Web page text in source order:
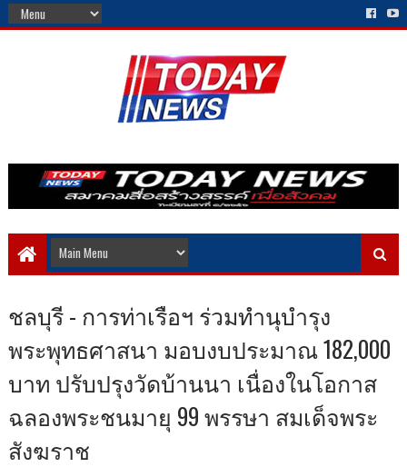
ชลบุรี - การท่าเรือฯ ร่วมทำนุบำรุง
พระพุทธศาสนา มอบงบประมาณ 182,000
บาท ปรับปรุงวัดบ้านนา เนื่องในโอกาส
ฉลองพระชนมายุ 99 พรรษา สมเด็จพระ
สังฆราช